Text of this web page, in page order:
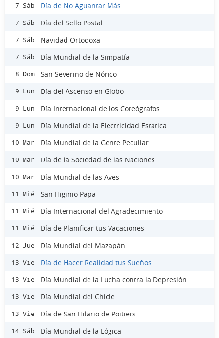
7 Sáb Día de No Aguantar Más
7 Sáb Día del Sello Postal
7 Sáb Navidad Ortodoxa
7 Sáb Día Mundial de la Simpatía
8 Dom San Severino de Nórico
9 Lun Día del Ascenso en Globo
9 Lun Día Internacional de los Coreógrafos
9 Lun Día Mundial de la Electricidad Estática
10 Mar Día Mundial de la Gente Peculiar
10 Mar Día de la Sociedad de las Naciones
10 Mar Día Mundial de las Aves
11 Mié San Higinio Papa
11 Mié Día Internacional del Agradecimiento
11 Mié Día de Planificar tus Vacaciones
12 Jue Día Mundial del Mazapán
13 Vie Día de Hacer Realidad tus Sueños
13 Vie Día Mundial de la Lucha contra la Depresión
13 Vie Día Mundial del Chicle
13 Vie Día de San Hilario de Poitiers
14 Sáb Día Mundial de la Lógica